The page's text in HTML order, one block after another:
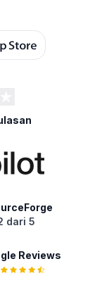
dari 5
Reviews